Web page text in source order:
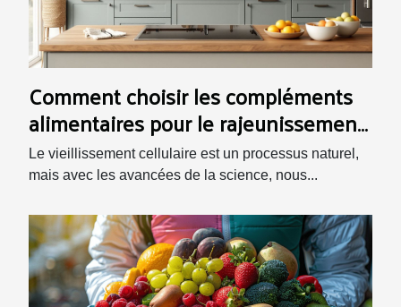
Comment choisir les compléments
alimentaires pour le rajeunissement
cellulaire
Le vieillissement cellulaire est un processus naturel,
mais avec les avancées de la science, nous...